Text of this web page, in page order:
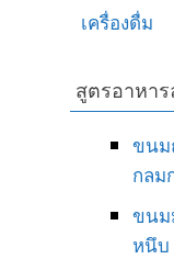
เครื่องดื่ม
สูตรอาหา
ขนม
กลม
ขนม
หนึบ